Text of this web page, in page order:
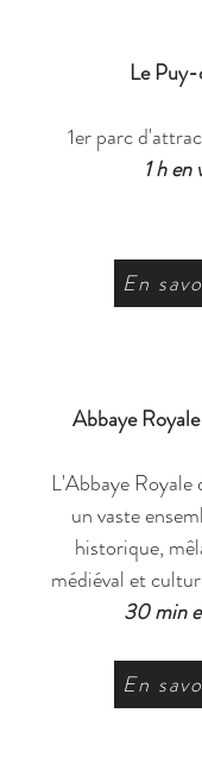
Le
1er parc
1 h
En
Abbaye
​L'Abbaye Royale
un vaste
historique,
médiéval et
30 min
En